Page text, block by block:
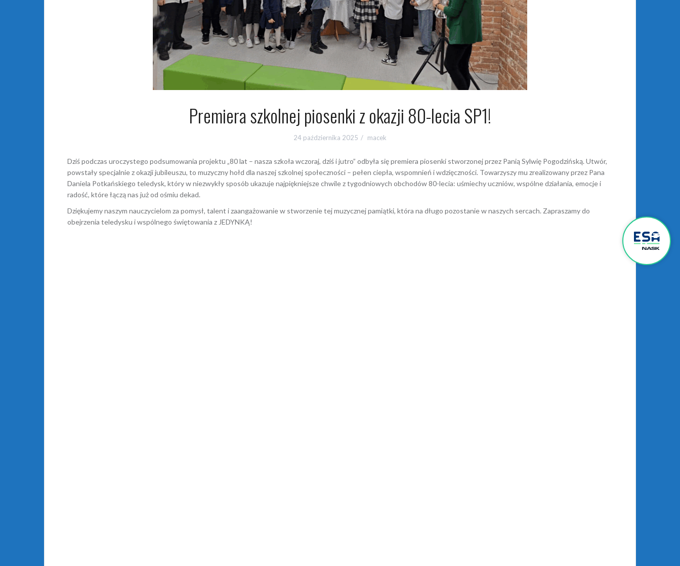
Premiera szkolnej piosenki z okazji 80-lecia SP1!
24 października 2025 macek
Dziś podczas uroczystego podsumowania projektu „80 lat – nasza szkoła wczoraj, dziś i jutro” odbyła się premiera piosenki stworzonej przez Panią Sylwię Pogodzińską. Utwór,
powstały specjalnie z okazji jubileuszu, to muzyczny hołd dla naszej szkolnej społeczności – pełen ciepła, wspomnień i wdzięczności. Towarzyszy mu zrealizowany przez Pana
Daniela Potkańskiego teledysk, który w niezwykły sposób ukazuje najpiękniejsze chwile z tygodniowych obchodów 80-lecia: uśmiechy uczniów, wspólne działania, emocje i
radość, które łączą nas już od ośmiu dekad.
Dziękujemy naszym nauczycielom za pomysł, talent i zaangażowanie w stworzenie tej muzycznej pamiątki, która na długo pozostanie w naszych sercach. Zapraszamy do
obejrzenia teledysku i wspólnego świętowania z JEDYNKĄ!